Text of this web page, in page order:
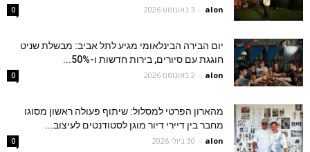
alon
- 3 באוגוסט 2026 0
יום הבירה הבינלאומי מגיע לתל אביב: מבשלת שניט
חוגגת עם סיורים, בירות חדשות ו-50%...
alon
- 2 באוגוסט 2026 0
מהארון הפרטי למסלול: שיתוף פעולה ראשון מסוגו
מחבר בין דיירי דיור מוגן לסטודנטים לעיצוב...
alon
- 30 ביולי 2026 0